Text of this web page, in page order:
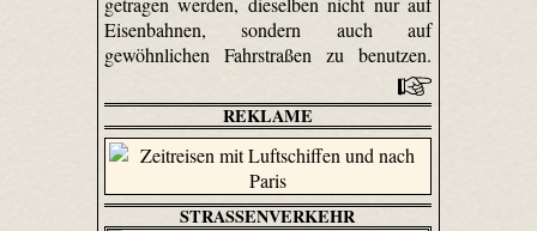
Eisenbahnen, sondern auch auf
gewöhnlichen Fahrstraßen zu benutzen.
REKLAME
STRASSENVERKEHR